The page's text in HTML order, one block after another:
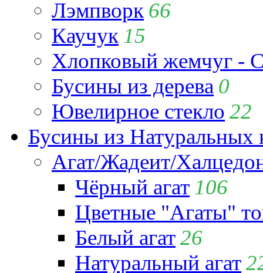
Лэмпворк 66
Каучук 15
Хлопковый жемчуг -
Бусины из дерева 0
Ювелирное стекло 22
Бусины из Натуральных
Агат/Жадеит/
Чёрный агат 106
Цветные "Агаты"
Белый агат26
Натуральный агат